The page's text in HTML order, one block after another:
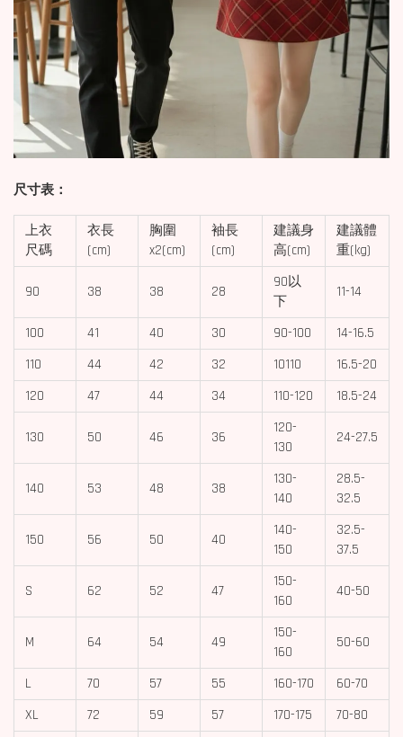
尺寸表：
上衣
尺碼
衣長
(cm)
胸圍
x2(cm)
袖長
(cm)
建議身
高(cm)
建議體
重(kg)
90 38 38 28
90以
下
11-14
100 41 40 30 90-100
14-16.5
110
44 42 32 10110
16.5-20
120
47 44 34 110-120 18.5-24
130 50 46 36
120-
130
24-27.5
140 53 48 38
130-
140
28.5-
32.5
150 56 50 40
140-
150
32.5-
37.5
S 62 52 47
150-
160
40-50
M 64 54 49
150-
160
50-60
L 70 57 55 160-170
60-70
XL
72 59 57 170-175
70-80